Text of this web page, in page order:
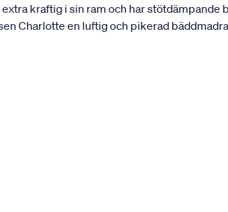
kraftig i sin ram och har
Charlotte en luftig och pikerad